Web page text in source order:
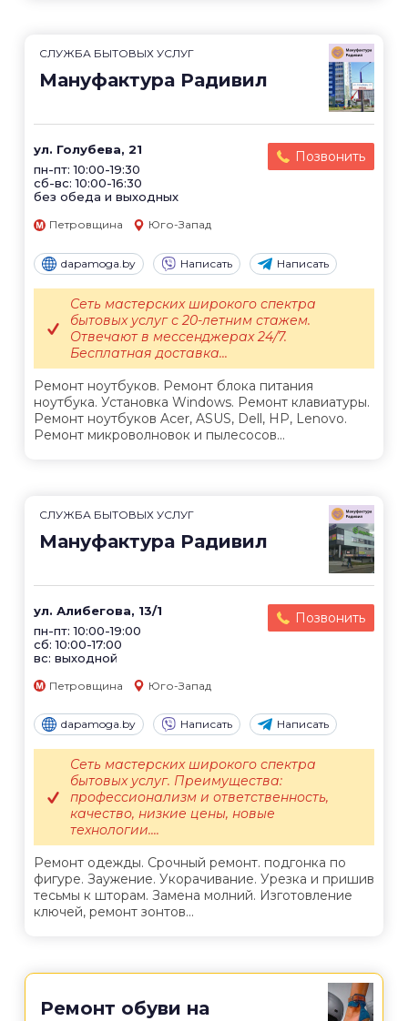
СЛУЖБА БЫТОВЫХ УСЛУГ
Мануфактура Радивил
ул. Голубева, 21
пн-пт: 10:00-19:30
сб-вс: 10:00-16:30
без обеда и выходных
Позвонить
Петровщина Юго-Запад
dapamoga.by Написать Написать
Ремонт ноутбуков. Ремонт блока питания
ноутбука. Установка Windows. Ремонт клавиатуры.
Ремонт ноутбуков Acer, ASUS, Dell, HP, Lenovo.
Ремонт микроволновок и пылесосов...
Сеть мастерских широкого спектра
бытовых услуг с 20-летним стажем.
Отвечают в мессенджерах 24/7.
Бесплатная доставка...
СЛУЖБА БЫТОВЫХ УСЛУГ
Мануфактура Радивил
ул. Алибегова, 13/1
пн-пт: 10:00-19:00
сб: 10:00-17:00
вс: выходной
Позвонить
Петровщина Юго-Запад
dapamoga.by Написать Написать
Ремонт одежды. Срочный ремонт. подгонка по
фигуре. Заужение. Укорачивание. Урезка и пришив
тесьмы к шторам. Замена молний. Изготовление
ключей, ремонт зонтов...
Сеть мастерских широкого спектра
бытовых услуг. Преимущества:
профессионализм и ответственность,
качество, низкие цены, новые
технологии....
Ремонт обуви на